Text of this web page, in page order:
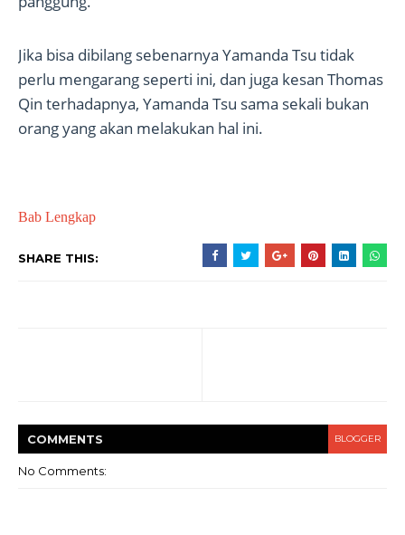
Jika bisa dibilang sebenarnya Yamanda Tsu tidak
perlu mengarang seperti ini, dan juga kesan Thomas
Qin terhadapnya, Yamanda Tsu sama sekali bukan
orang yang akan melakukan hal ini.
Bab Lengkap
SHARE THIS:
COMMENTS BLOGGER
No Comments: